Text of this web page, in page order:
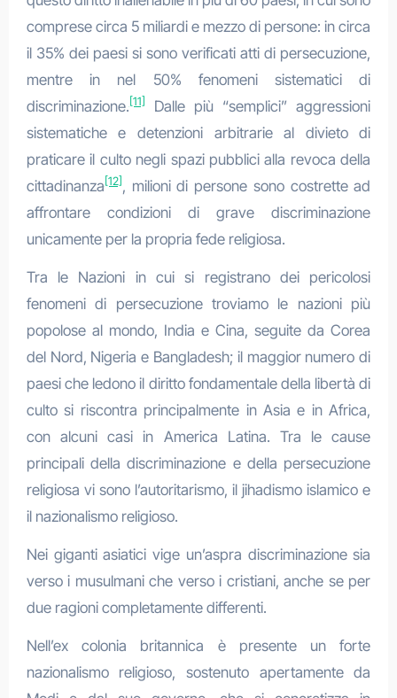
comprese circa 5 miliardi e mezzo di persone: in circa
il 35% dei paesi si sono verificati atti di persecuzione,
mentre in nel 50% fenomeni sistematici di
discriminazione.[11]
Dalle più “semplici” aggressioni
sistematiche e detenzioni arbitrarie al divieto di
praticare il culto negli spazi pubblici alla revoca della
cittadinanza[12] , milioni di persone sono costrette ad
affrontare condizioni di grave discriminazione
unicamente per la propria fede religiosa.
Tra le Nazioni in cui si registrano dei pericolosi
fenomeni di persecuzione troviamo le nazioni più
popolose al mondo, India e Cina, seguite da Corea
del Nord, Nigeria e Bangladesh; il maggior numero di
paesi che ledono il diritto fondamentale della libertà di
culto si riscontra principalmente in Asia e in Africa,
con alcuni casi in America Latina. Tra le cause
principali della discriminazione e della persecuzione
religiosa vi sono l’autoritarismo, il jihadismo islamico e
il nazionalismo religioso.
Nei giganti asiatici vige un’aspra discriminazione sia
verso i musulmani che verso i cristiani, anche se per
due ragioni completamente differenti.
Nell’ex colonia britannica è presente un forte
nazionalismo religioso, sostenuto apertamente da